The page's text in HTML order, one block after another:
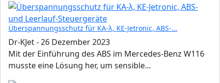
Überspannungsschutz für KA-λ, KE-Jetronic, ABS-...
Dr-KJet-26 Dezember 2023
Mit der Einführung des ABS im Mercedes-Benz W116
musste eine Lösung her, um sensible...